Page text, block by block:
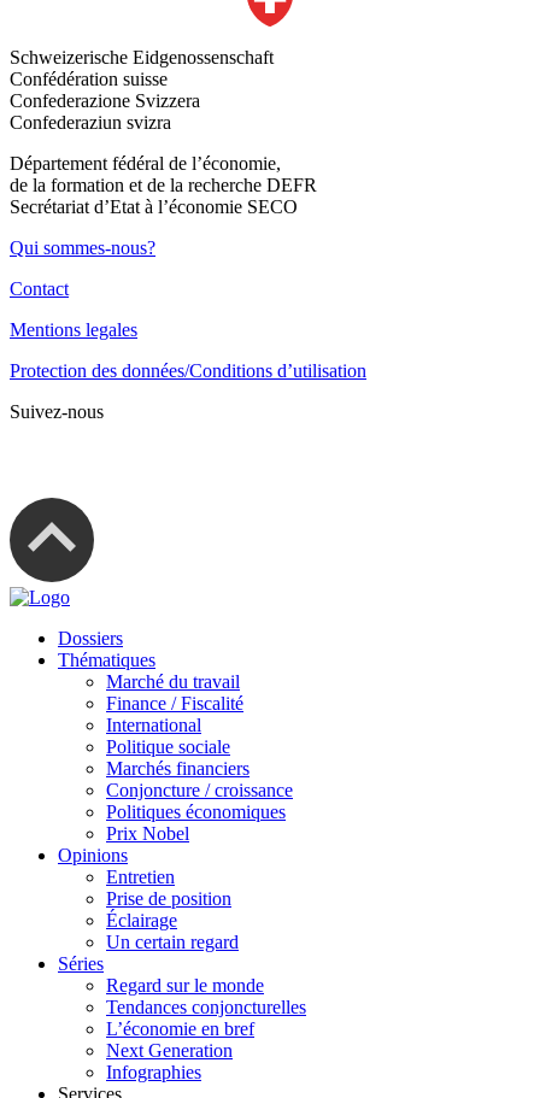
Schweizerische Eidgenossenschaft
Confédération suisse
Confederazione Svizzera
Confederaziun svizra
Département fédéral de l’économie,
de la formation et de la recherche DEFR
Secrétariat d’Etat à l’économie SECO
Qui sommes-nous?
Contact
Mentions legales
Protection des données/Conditions d’utilisation
Suivez-nous
Dossiers
Thématiques
Marché du travail
Finance / Fiscalité
International
Politique sociale
Marchés financiers
Conjoncture / croissance
Politiques économiques
Prix Nobel
Opinions
Entretien
Prise de position
Éclairage
Un certain regard
Séries
Regard sur le monde
Tendances conjoncturelles
L’économie en bref
Next Generation
Infographies
Services